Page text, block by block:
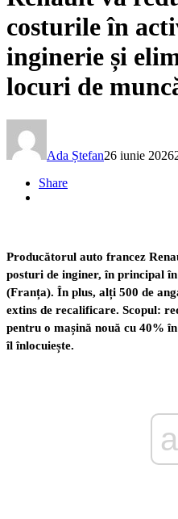
costurile în
inginerie și
locuri de
Ada Ștefan26 iunie 2026
Share
Producătorul auto francez
posturi de inginer, în principal
(Franța). În plus, alți 500 de
extins de recalificare. Scopul:
pentru o mașină nouă cu 40%
îl înlocuiește.